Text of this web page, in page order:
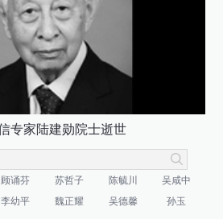
专家陆建勋院士逝世
顾诵芬 苏哲子 陈毓川
吴咸中
李幼平 魏正耀 吴德馨 孙玉